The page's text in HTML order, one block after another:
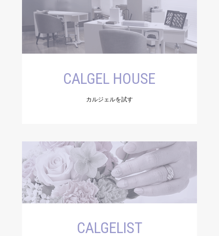
CALGEL HOUSE
カルジェルを試す
CALGELIST